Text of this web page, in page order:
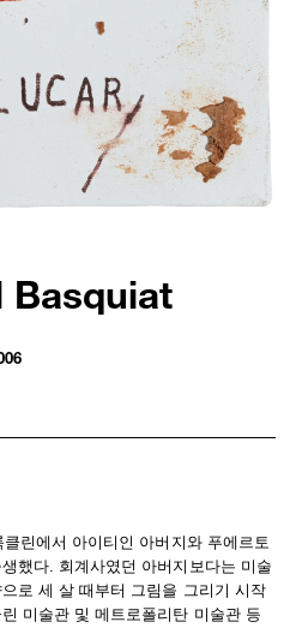
린에서 아이티인 아버지와 푸에르토
했다. 회계사였던 아버지보다는 미술
로 세 살 때부터 그림을 그리기 시작
미술관 및 메트로폴리탄 미술관 등